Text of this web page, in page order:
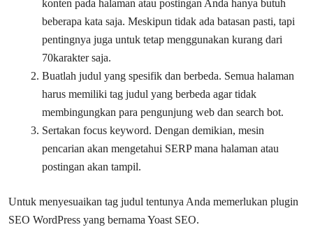
konten pada halaman atau postingan Anda hanya butuh
beberapa kata saja. Meskipun tidak ada batasan pasti, tapi
pentingnya juga untuk tetap menggunakan kurang dari
70karakter saja.
Buatlah judul yang spesifik dan berbeda. Semua halaman
harus memiliki tag judul yang berbeda agar tidak
membingungkan para pengunjung web dan search bot.
Sertakan focus keyword. Dengan demikian, mesin
pencarian akan mengetahui SERP mana halaman atau
postingan akan tampil.
Untuk menyesuaikan tag judul tentunya Anda memerlukan plugin
SEO WordPress yang bernama Yoast SEO.